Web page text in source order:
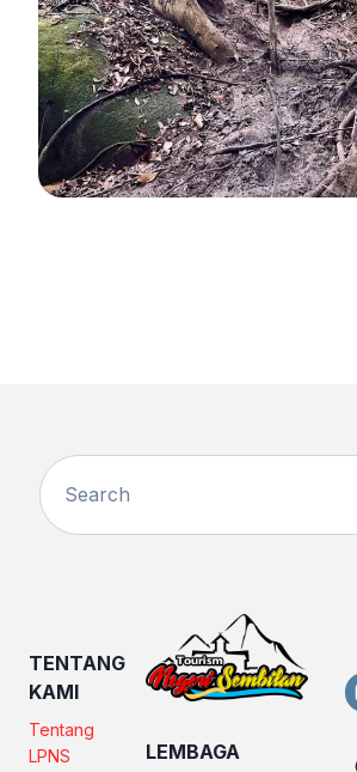
TENTANG
KAMI
Tentang
LPNS
LEMBAGA